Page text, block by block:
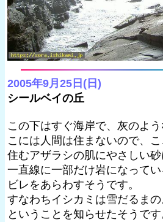
2005年9月25日(日)
シールベイの丘
この下はすぐ海岸で、灰のよ
こには人間は住まないので、
住むアザラシの肌にやさしい砂
一直線に一部だけ岩になって
ビレをあらわすそうです。
すなわちイシカミは雪だるま
ということを知らせたそうです